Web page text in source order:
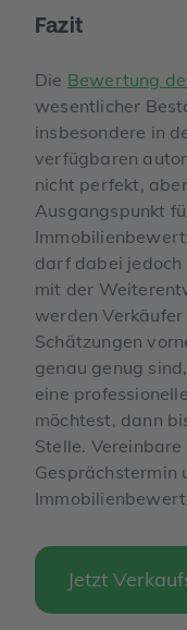
Fazit
Die Bewertung
wesentlicher
insbesondere in
verfügbaren
nicht perfekt,
Ausgangspunkt
darf dabei jedoch
mit der
werden
Schätzungen
genau genug
eine
möchtest, dann
Stelle.
Gesprächstermin
Jetzt